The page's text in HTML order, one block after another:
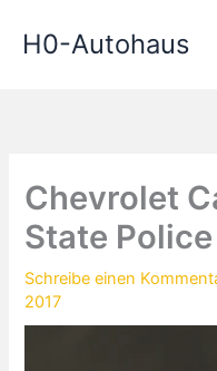
InhaltH0-Autohaus
Chevrolet
State Police
Schreibe einen
2017